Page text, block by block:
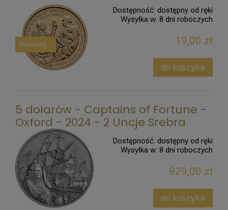
Dostępność: dostępny od ręki
Wysyłka w: 8 dni roboczych
19,00 zł
do koszyka
Nowość
5 dolarów - Captains of Fortune -
Oxford - 2024 - 2 Uncje Srebra
Dostępność: dostępny od ręki
Wysyłka w: 8 dni roboczych
929,00 zł
do koszyka